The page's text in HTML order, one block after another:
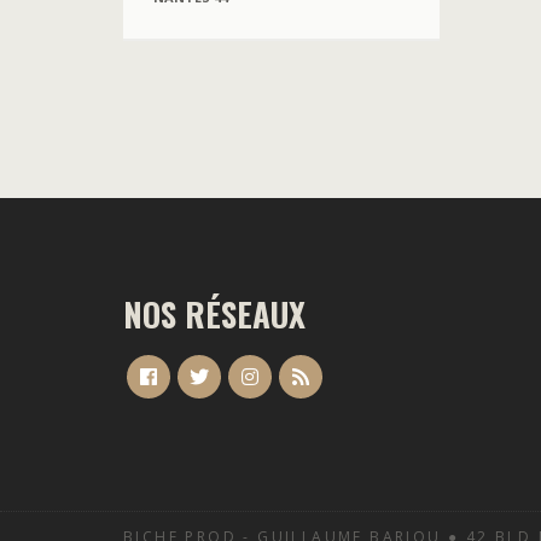
NOS RÉSEAUX
BICHE PROD - GUILLAUME BARIOU ● 42 BLD